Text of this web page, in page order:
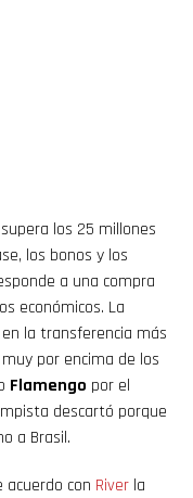
los 25 millones
los bonos y los
a una compra
económicos. La
en la transferencia más
por encima de los
Flamengo por el
descartó porque
a Brasil.
con River la